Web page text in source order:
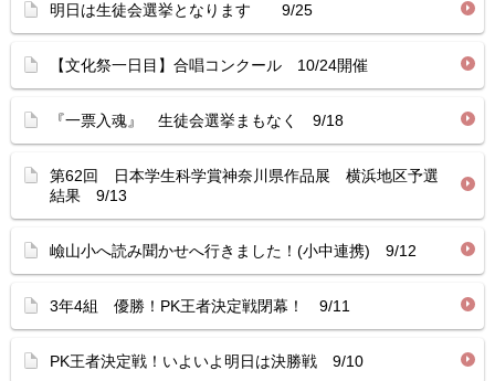
明日は生徒会選挙となります 9/25
【文化祭一日目】合唱コンクール 10/24開催
『一票入魂』 生徒会選挙まもなく 9/18
第62回 日本学生科学賞神奈川県作品展 横浜地区予選
結果 9/13
嶮山小へ読み聞かせへ行きました！(小中連携) 9/12
3年4組 優勝！PK王者決定戦閉幕！ 9/11
PK王者決定戦！いよいよ明日は決勝戦 9/10